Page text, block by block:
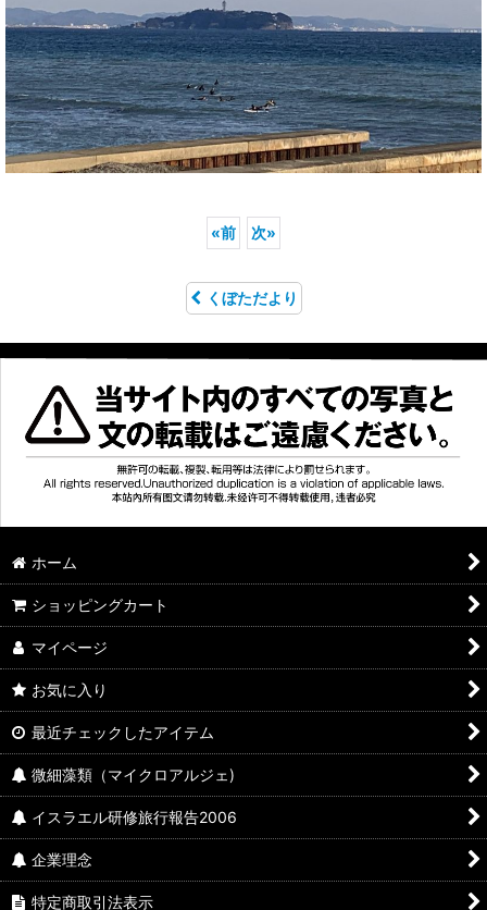
«前 次»
くぼただより
ホーム
ショッピングカート
マイページ
お気に入り
最近チェックしたアイテム
微細藻類（マイクロアルジェ)
イスラエル研修旅行報告2006
企業理念
特定商取引法表示